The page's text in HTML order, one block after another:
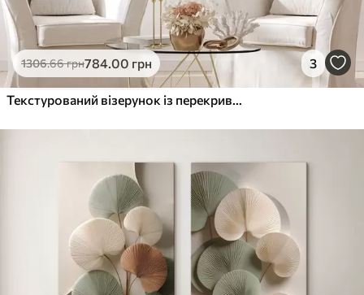
1306.66грн784.00 грн 3
Текстурований візерунок із перекриваючихся абстрактних листяних форм у нейтральних відтінках бежевого, кремового та сірого